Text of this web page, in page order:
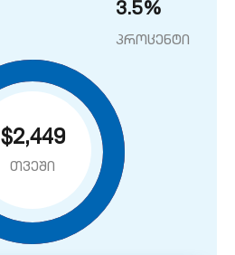
3.5%
პროცენტი
$2,449
თვეში